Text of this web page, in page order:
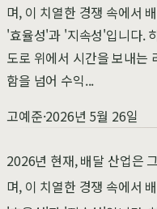
며, 이 치열한 경쟁 속에서
'효율성'과 '지속성'입니다.
도로 위에서 시간을 보내는
함을 넘어 수익...
고예준·2026년 5월 26일
2026년 현재, 배달 산업은
며, 이 치열한 경쟁 속에서